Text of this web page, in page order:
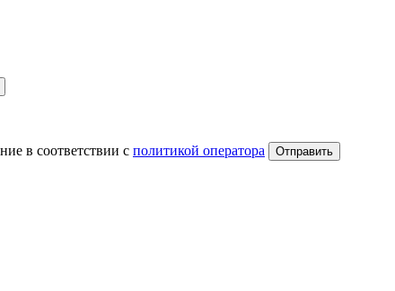
в соответствии с политикой оператора Отправить